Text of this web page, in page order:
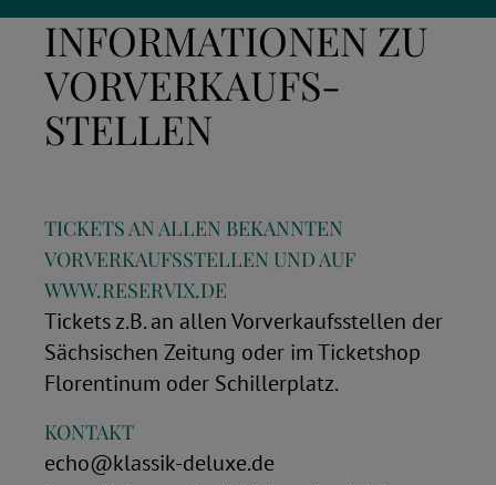
INFORMATIONEN ZU
VORVERKAUFS­
STELLEN
TICKETS AN ALLEN BEKANNTEN
VORVERKAUFSSTELLEN UND AUF
WWW.RESERVIX.DE
Tickets z.B. an allen Vorverkaufsstellen der
Sächsischen Zeitung oder im Ticketshop
Florentinum oder Schillerplatz.
KONTAKT
echo@klassik-deluxe.de